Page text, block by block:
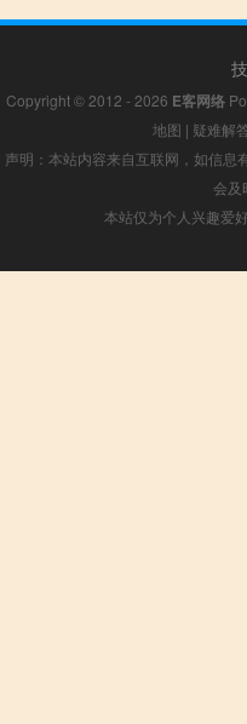
Copyright © 2012 - 2026 E客网络
地图 | 疑难解
声明：本站内容来自互联网，如信
会及
本站仅为个人兴趣爱